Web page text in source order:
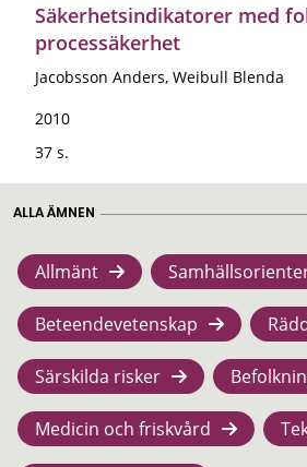
Säkerhetsindikatorer med
processäkerhet
Jacobsson Anders, Weibull Blenda
2010
37 s.
ALLA ÄMNEN
Allmänt
Beteendevetenskap
Särskilda risker
Medicin och friskvård